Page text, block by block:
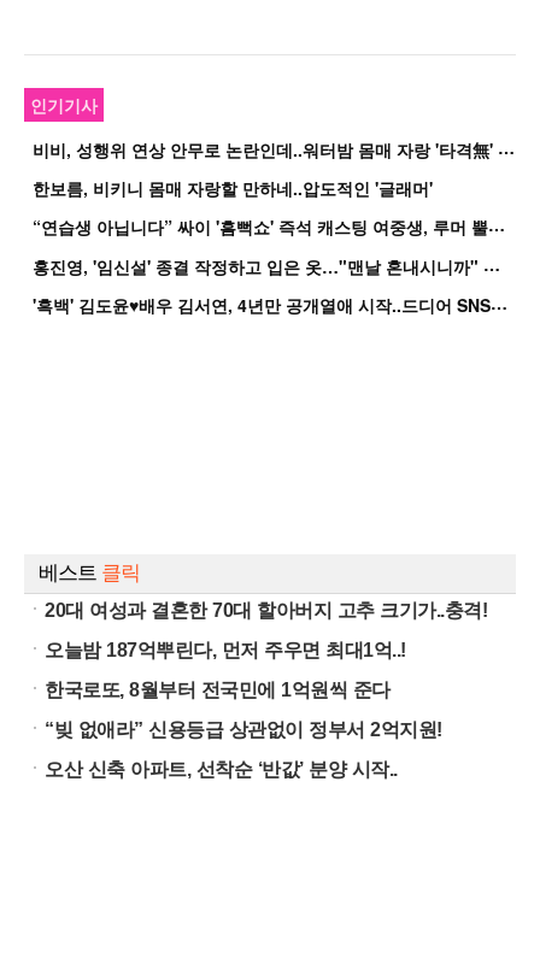
인기기사
비
비, 성행위 연상 안무로 논란인데..워터밤 몸매 자랑 '타격無' 근황
한보름, 비키니 몸매 자랑할 만하네..압도적인 '글래머'
“
연습생 아닙니다” 싸이 '흠뻑쇼' 즉석 캐스팅 여중생, 루머 뿔났다[Oh!쎈 이...
홍
진영, '임신설' 종결 작정하고 입은 옷…"맨날 혼내시니까" 억울
'
흑백' 김도윤♥배우 김서연, 4년만 공개열애 시작..드디어 SNS에 노출 [핫피...